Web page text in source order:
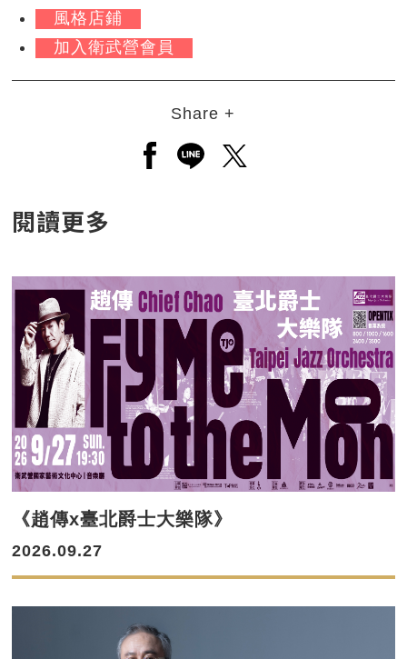
風格店鋪
加入衛武營會員
Share +
另開新視窗分享至facebook
另開新視窗分享至line
另開新視窗分享至
閱讀更多
《趙傳x臺北爵士大樂隊》
2026.09.27